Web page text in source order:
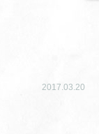
2017.03.20